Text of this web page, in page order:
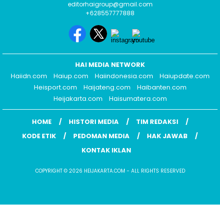
editorhaigroup@gmail.com
+628557777888
HAI MEDIA NETWORK
Haiidn.com
Haiup.com Haiindonesia.com
Haiupdate.com
Heisport.com
Haijateng.com
Haibanten.com
Heijakarta.com
Haisumatera.com
HOME HISTORI MEDIA
TIM REDAKSI
KODE ETIK
PEDOMAN MEDIA
HAK JAWAB
KONTAK IKLAN
COPYRIGHT © 2026 HEIJAKARTA.COM - ALL RIGHTS RESERVED